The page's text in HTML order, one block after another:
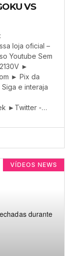
VS
loja oficial –
Youtube Sem
►
► Pix da
e interaja
►Twitter -…
VÍDEOS NEWS